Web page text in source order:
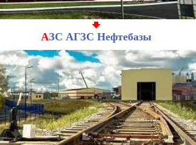
АЗС АГЗС Нефтебазы